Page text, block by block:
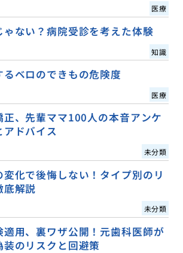
医療
ゃない？病院受診を考えた体験
知識
ベロのできもの危険度
医療
正、先輩ママ100人の本音アンケ
ドバイス
未分類
化で後悔しない！タイプ別のリ
底解説
未分類
用、裏ワザ公開！元歯科医師が
のリスクと回避策